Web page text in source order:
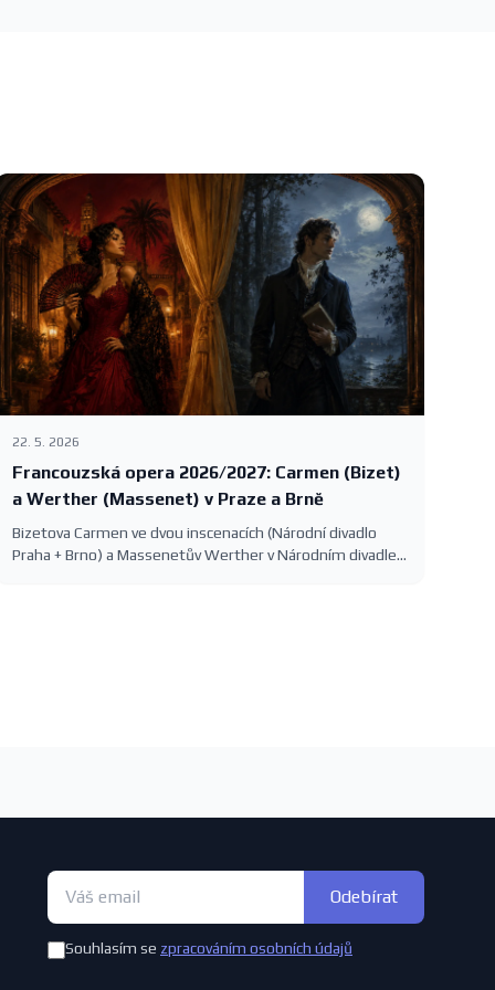
22. 5. 2026
Francouzská opera 2026/2027: Carmen (Bizet)
a Werther (Massenet) v Praze a Brně
Bizetova Carmen ve dvou inscenacích (Národní divadlo
Praha + Brno) a Massenetův Werther v Národním divadle
Odebírat
Souhlasím se zpracováním osobních údajů